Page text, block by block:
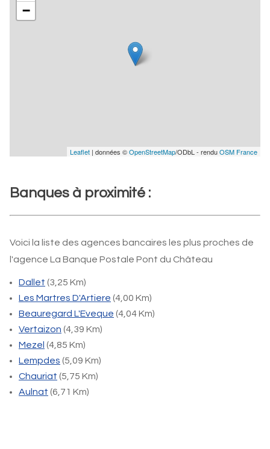
−
Leaflet | données ©OpenStreetMap/ODbL - renduOSM France
Banques à proximité :
Voici la liste des agences bancaires les plus proches de
l'agence La Banque Postale Pont du Château
Dallet (3,25 Km)
Les Martres D'Artiere (4,00 Km)
Beauregard L'Eveque (4,04 Km)
Vertaizon (4,39 Km)
Mezel (4,85 Km)
Lempdes (5,09 Km)
Chauriat (5,75 Km)
Aulnat (6,71 Km)